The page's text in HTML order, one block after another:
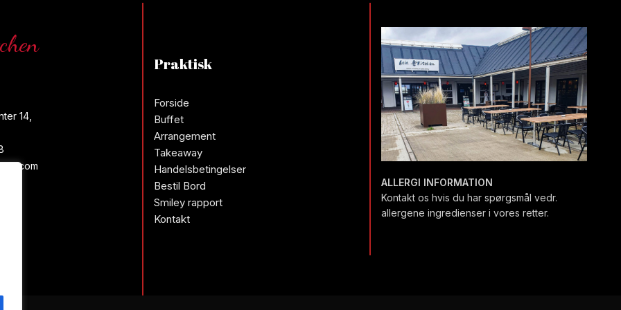
14,
Praktisk
Forside
Buffet
Arrangement
Takeaway
Handelsbetingelser
Bestil Bord
Smiley rapport
Kontakt
ALLERGI INFORMATION
Kontakt os hvis du har spørgsmål vedr.
allergene ingredienser i vores retter.